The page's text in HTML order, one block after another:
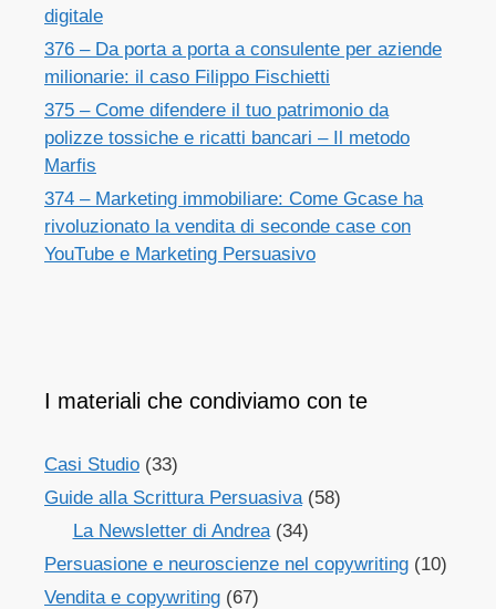
digitale
376 – Da porta a porta a consulente per aziende
milionarie: il caso Filippo Fischietti
375 – Come difendere il tuo patrimonio da
polizze tossiche e ricatti bancari – Il metodo
Marfis
374 – Marketing immobiliare: Come Gcase ha
rivoluzionato la vendita di seconde case con
YouTube e Marketing Persuasivo
I materiali che condiviamo con te
Casi Studio (33)
Guide alla Scrittura Persuasiva (58)
La Newsletter di Andrea(34)
Persuasione e neuroscienze nel copywriting (10)
Vendita e copywriting (67)